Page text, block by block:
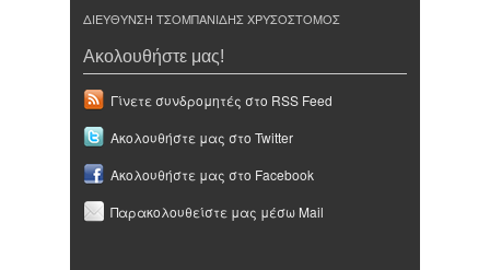
ΔΙΕΥΘΥΝΣΗ ΤΣΟΜΠΑΝΙΔΗΣ ΧΡΥΣΟΣΤΟΜΟΣ
Ακολουθήστε μας!
Γίνετε συνδρομητές στο RSS Feed
Ακολουθήστε μας στο Twitter
Ακολουθήστε μας στο Facebook
Παρακολουθείστε μας μέσω Mail